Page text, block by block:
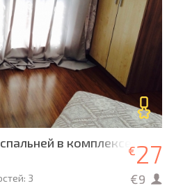
в комплексе IVET
3
€27
€9